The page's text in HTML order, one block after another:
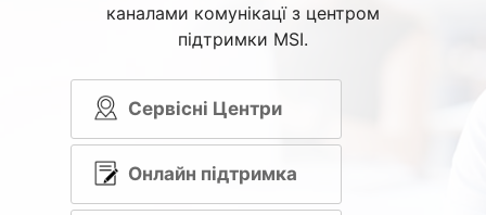
каналами комунікацї з центром
підтримки MSI.
Сервісні Центри
Онлайн підтримка